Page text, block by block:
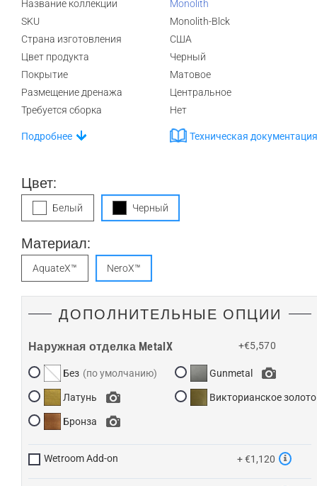
Название коллекции
Monolith
SKU
Monolith-Blck
Страна изготовления
США
Цвет продукта
Черный
Покрытие
Матовое
Размещение дренажа
Центральное
Требуется сборка
Нет
Подробнее Техническая документация
Цвет:
Белый Черный
Материал:
AquateX™ NeroX™
ДОПОЛНИТЕЛЬНЫЕ ОПЦИИ
Наружная отделка MetalX +€5,570
Без
Латунь
Бронза
Gunmetal
Викторианское золото
Wetroom Add-on + €1,120